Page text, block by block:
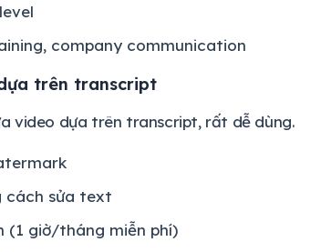
company communication
trên transcript
video dựa trên transcript, rất dễ dùng.
cách sửa text
(1 giờ/tháng miễn phí)